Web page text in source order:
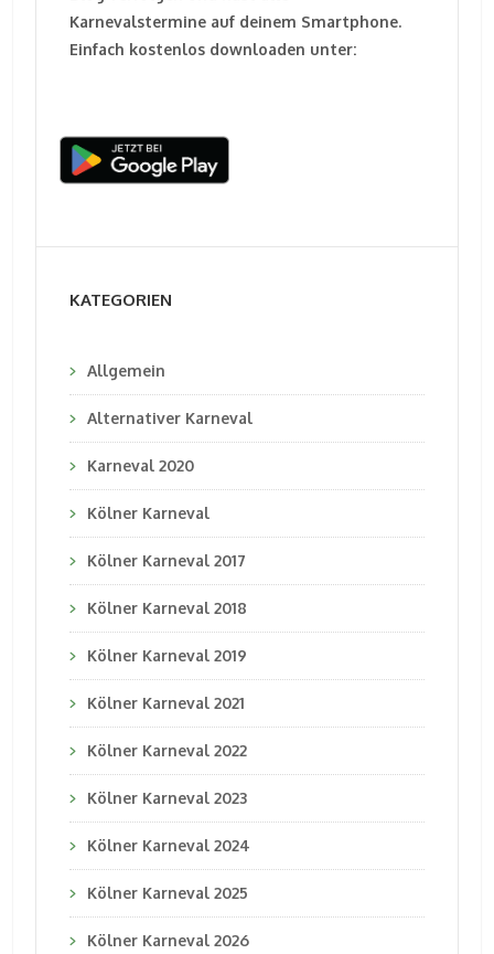
Karnevalstermine auf deinem Smartphone.
Einfach kostenlos downloaden unter:
KATEGORIEN
Allgemein
Alternativer Karneval
Karneval 2020
Kölner Karneval
Kölner Karneval 2017
Kölner Karneval 2018
Kölner Karneval 2019
Kölner Karneval 2021
Kölner Karneval 2022
Kölner Karneval 2023
Kölner Karneval 2024
Kölner Karneval 2025
Kölner Karneval 2026